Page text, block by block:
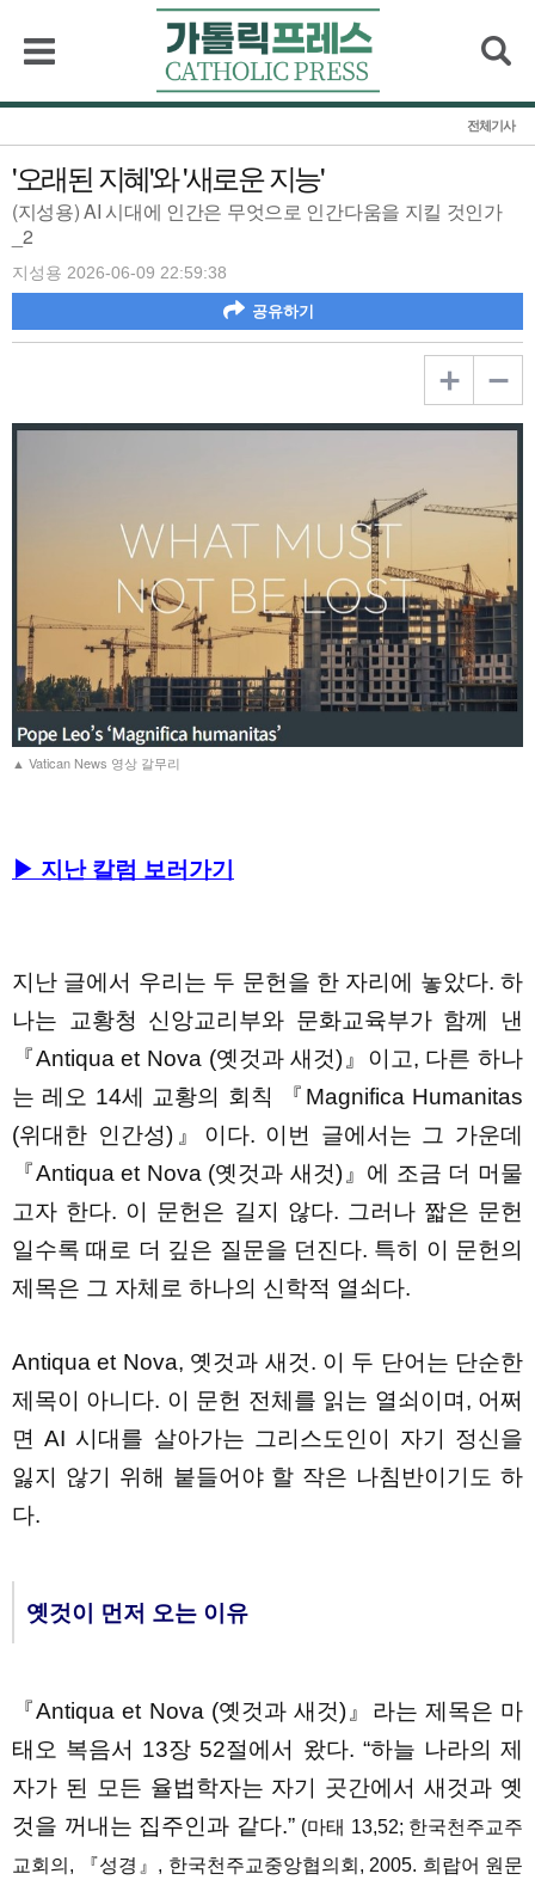
전체기사
'오래된 지혜'와 '새로운 지능'
(지성용) AI 시대에 인간은 무엇으로 인간다움을 지킬 것인가
_2
지성용 2026-06-09 22:59:38
공유하기
▲ Vatican News 영상 갈무리
▶ 지난 칼럼 보러가기
지난 글에서 우리는 두 문헌을 한 자리에 놓았다. 하
나는 교황청 신앙교리부와 문화교육부가 함께 낸
『Antiqua et Nova (옛것과 새것)』이고, 다른 하나
는 레오 14세 교황의 회칙 『Magnifica Humanitas
(위대한 인간성)』이다. 이번 글에서는 그 가운데
『Antiqua et Nova (옛것과 새것)』에 조금 더 머물
고자 한다. 이 문헌은 길지 않다. 그러나 짧은 문헌
일수록 때로 더 깊은 질문을 던진다. 특히 이 문헌의
제목은 그 자체로 하나의 신학적 열쇠다.
Antiqua et Nova, 옛것과 새것. 이 두 단어는 단순한
제목이 아니다. 이 문헌 전체를 읽는 열쇠이며, 어쩌
면 AI 시대를 살아가는 그리스도인이 자기 정신을
잃지 않기 위해 붙들어야 할 작은 나침반이기도 하
다.
옛것이 먼저 오는 이유
『Antiqua et Nova (옛것과 새것)』라는 제목은 마
태오 복음서 13장 52절에서 왔다. “하늘 나라의 제
자가 된 모든 율법학자는 자기 곳간에서 새것과 옛
것을 꺼내는 집주인과 같다.” (마태 13,52; 한국천주교주
교회의, 『성경』, 한국천주교중앙협의회, 2005. 희랍어 원문
검색